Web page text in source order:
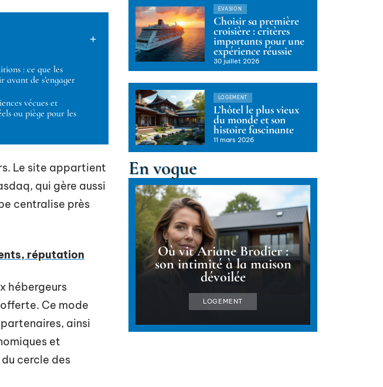
: ce que les
de s’engager
vécues et
ou piège pour les
Le site appartient
qui gère aussi
centralise près
réputation
hébergeurs
Ce mode
ainsi
et
cercle des
EVASION
Choisir sa première
croisière : critères
importants pour une
expérience réussie
30 juillet 2026
LOGEMENT
L’hôtel le plus vieux
du monde et son
histoire fascinante
11 mars 2026
En vogue
Où vit Ariane Brodier :
son intimité à la maison
dévoilée
LOGEMENT